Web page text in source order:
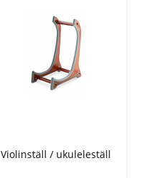
Violinställ / ukuleleställ